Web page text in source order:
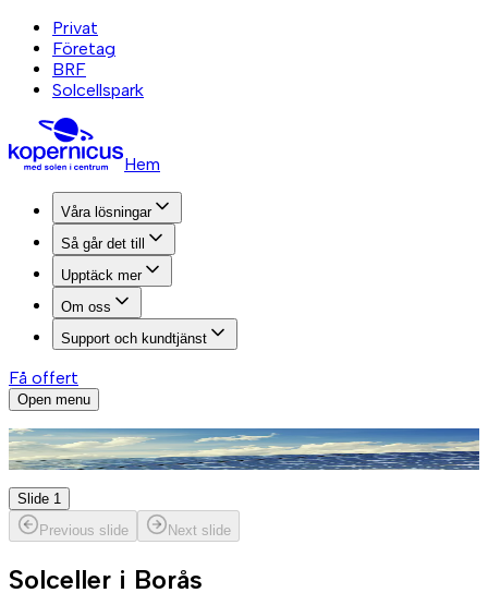
Privat
Företag
BRF
Solcellspark
Hem
Våra lösningar
Så går det till
Upptäck mer
Om oss
Support och kundtjänst
Få offert
Open menu
Slide 1
Previous slide
Next slide
Solceller i Borås